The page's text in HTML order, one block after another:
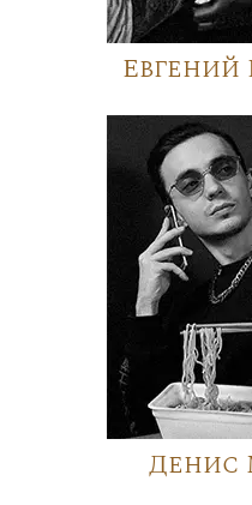
Евгений
Денис